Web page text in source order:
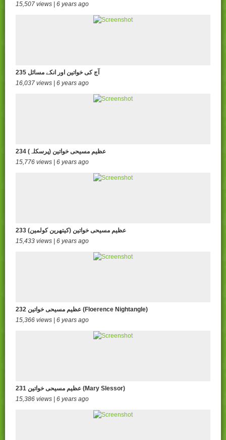
15,507 views | 6 years ago
235 آج کی خواتین اور انکے مسائل
16,037 views | 6 years ago
234 (عظیم مسیحی خواتین (پرسکلہ
15,776 views | 6 years ago
233 عظیم مسیحی خواتین (کیتھرین کولمین)
15,433 views | 6 years ago
232 عظیم مسیحی خواتین (Floerence Nightangle)
15,366 views | 6 years ago
231 عظیم مسیحی خواتین (Mary Slessor)
15,386 views | 6 years ago